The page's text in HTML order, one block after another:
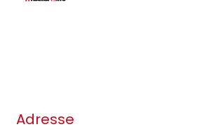
Adresse